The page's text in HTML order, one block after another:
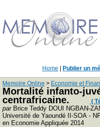
Home Publier un
Memoire Online > Economie et
Mortalité infanto-
centrafricaine.
(
parBrice Teddy DOUI NGBAN-
Université de Yaoundé II-SOA -
en Economie Appliquée 2014